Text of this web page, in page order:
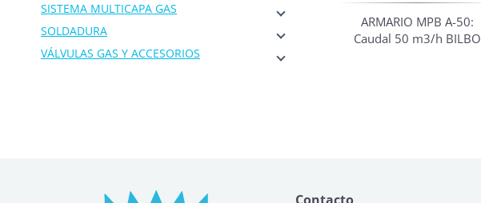
ARMARIO MPB A-50:
Caudal 50 m3/h BILBO
SISTEMA MULTICAPA GAS
SOLDADURA
VÁLVULAS GAS Y ACCESORIOS